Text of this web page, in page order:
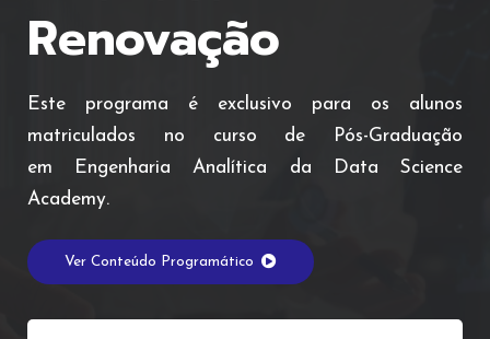
Renovação
Este programa é exclusivo para os alunos
matriculados no curso de Pós-Graduação
em Engenharia Analítica da Data Science
Academy.
Ver Conteúdo Programático